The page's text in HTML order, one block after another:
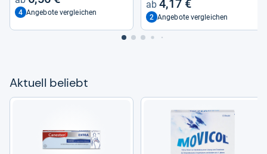
4 Angebote vergleichen
4,17 €
2 Angebote vergleichen
Aktu­ell beliebt